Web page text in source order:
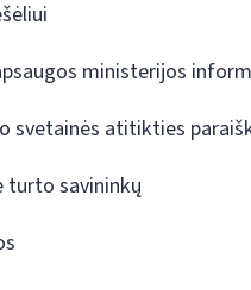
ministerijos
svetainės atitikties
turto savininkų